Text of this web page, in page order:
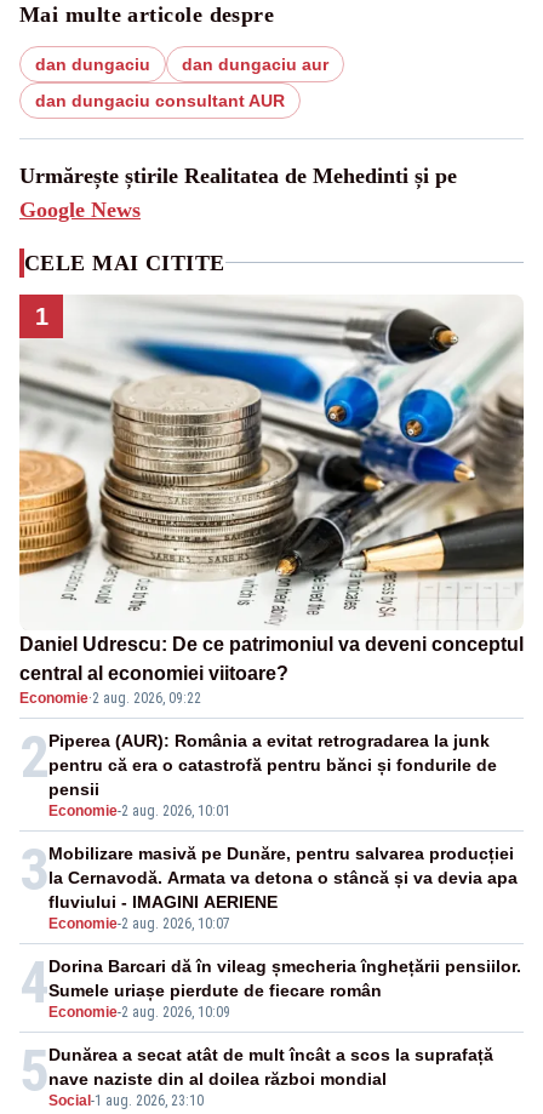
Mai multe articole despre
dan dungaciu
dan dungaciu aur
dan dungaciu consultant AUR
Urmărește știrile Realitatea de Mehedinti și pe
Google News
CELE MAI CITITE
1
Daniel Udrescu: De ce patrimoniul va deveni conceptul
central al economiei viitoare?
Economie·2 aug. 2026, 09:22
2
Economie-2 aug. 2026, 10:01
Piperea (AUR): România a evitat retrogradarea la junk
pentru că era o catastrofă pentru bănci și fondurile de
pensii
3
Economie-2 aug. 2026, 10:07
Mobilizare masivă pe Dunăre, pentru salvarea producției
la Cernavodă. Armata va detona o stâncă și va devia apa
fluviului - IMAGINI AERIENE
4 Economie-2 aug. 2026, 10:09
Dorina Barcari dă în vileag șmecheria înghețării pensiilor.
Sumele uriașe pierdute de fiecare român
5Social -1 aug. 2026, 23:10
Dunărea a secat atât de mult încât a scos la suprafață
nave naziste din al doilea război mondial